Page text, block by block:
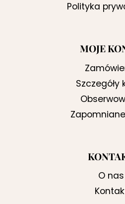
Polityka
MOJE
Szczegóły
O nas